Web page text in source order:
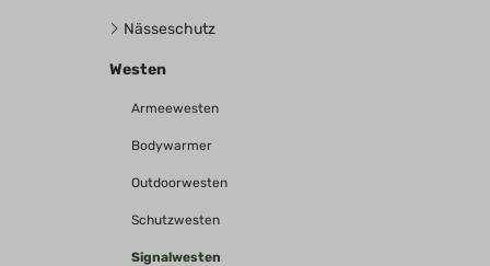
Nässeschutz
Westen
Armeewesten
Bodywarmer
Outdoorwesten
Schutzwesten
Signalwesten